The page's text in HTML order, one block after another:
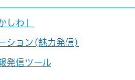
しわ」
ション(魅力発信)
発信ツール